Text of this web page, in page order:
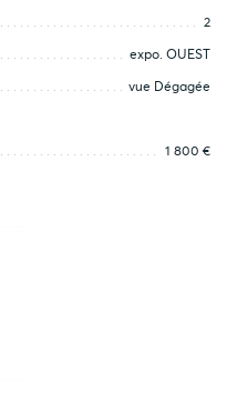
2
expo. OUEST
vue Dégagée
1 800 €